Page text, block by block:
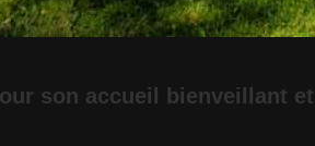
son accueil bienveillant